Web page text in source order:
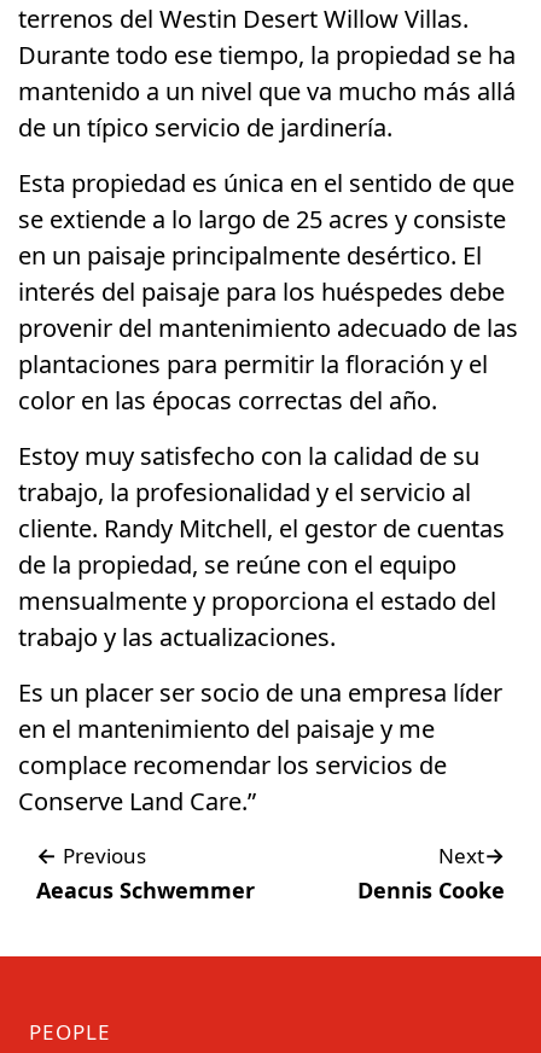
terrenos del Westin Desert Willow Villas.
Durante todo ese tiempo, la propiedad se ha
mantenido a un nivel que va mucho más allá
de un típico servicio de jardinería.
Esta propiedad es única en el sentido de que
se extiende a lo largo de 25 acres y consiste
en un paisaje principalmente desértico. El
interés del paisaje para los huéspedes debe
provenir del mantenimiento adecuado de las
plantaciones para permitir la floración y el
color en las épocas correctas del año.
Estoy muy satisfecho con la calidad de su
trabajo, la profesionalidad y el servicio al
cliente. Randy Mitchell, el gestor de cuentas
de la propiedad, se reúne con el equipo
mensualmente y proporciona el estado del
trabajo y las actualizaciones.
Es un placer ser socio de una empresa líder
en el mantenimiento del paisaje y me
complace recomendar los servicios de
Conserve Land Care.”
Post
navigation
← Previous
Aeacus Schwemmer
Next→
Dennis Cooke
PEOPLE